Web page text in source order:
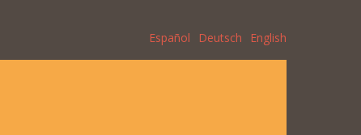
Español Deutsch English